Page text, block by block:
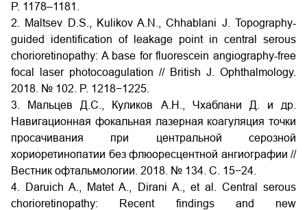
P. 1178–1181.
2. Maltsev D.S., Kulikov A.N., Chhablani J. Topography-
guided identification of leakage point in central serous
chorioretinopathy: A base for fluorescein angiography-free
focal laser photocoagulation // British J. Ophthalmology.
2018. № 102. P. 1218−1225.
3. Мальцев Д.С., Куликов А.Н., Чхаблани Д. и др.
Навигационная фокальная лазерная коагуляция точки
просачивания при центральной серозной
хориоретинопатии без флюоресцентной ангиографии //
Вестник офтальмологии. 2018. № 134. C. 15−24.
4. Daruich A., Matet A., Dirani A., et al. Central serous
chorioretinopathy: Recent findings and new